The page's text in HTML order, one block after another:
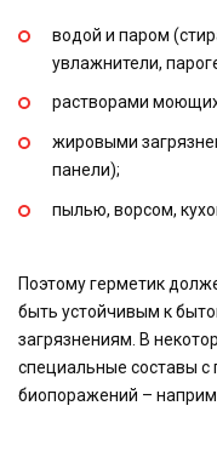
водой и паром
увлажнители,
растворами
жировыми
панели);
пылью, ворсом,
Поэтому герметик
быть устойчивым к
загрязнениям. В
специальные составы
биопоражений –